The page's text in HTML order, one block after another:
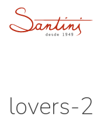
lovers-2